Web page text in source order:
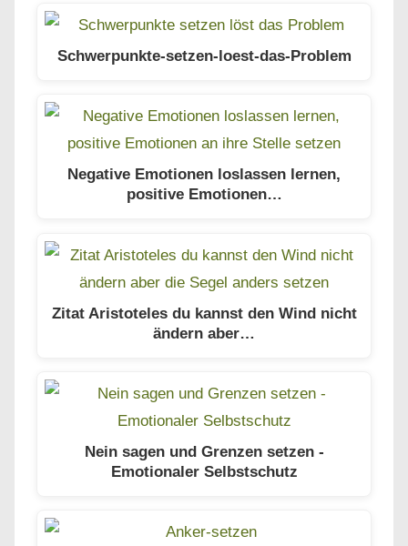
Schwerpunkte-setzen-loest-das-Problem
Negative Emotionen loslassen lernen,
positive Emotionen…
Zitat Aristoteles du kannst den Wind nicht
ändern aber…
Nein sagen und Grenzen setzen -
Emotionaler Selbstschutz